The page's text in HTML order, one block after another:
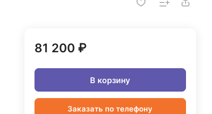
81 200 ₽
В корзину
Заказать по телефону